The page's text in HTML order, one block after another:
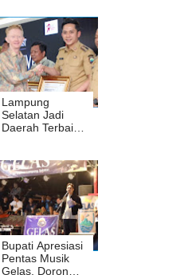
Lampung
Selatan Jadi
Daerah Terbaik
Putih
Bupati Apresiasi
Pentas Musik
Gelas, Dorong